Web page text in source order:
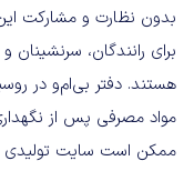
بدون نظارت و مشارکت
برای رانندگان، سرنشینان
هستند. دفتر بی‌ام‌و در
مواد مصرفی پس از
ممکن است سایت تولیدی